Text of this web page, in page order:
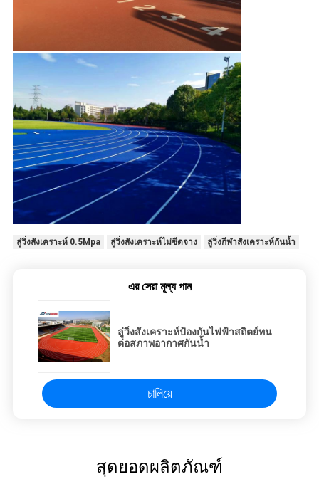
ลู่วิ่งสังเคราะห์ 0.5Mpa ลู่วิ่งสังเคราะห์ไม่ซีดจาง ลู่วิ่งกีฬาสังเคราะห์กันน้ำ
এর সেরা মূল্য পান
ลู่วิ่งสังเคราะห์ป้องกันไฟฟ้าสถิตย์ทน
ต่อสภาพอากาศกันน้ำ
চালিয়ে
สุดยอดผลิตภัณฑ์